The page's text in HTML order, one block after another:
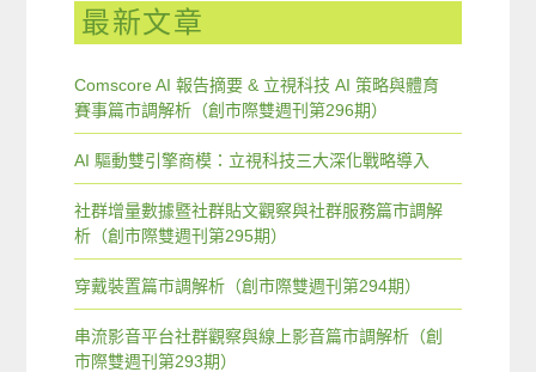
最新文章
Comscore AI 報告摘要 & 立視科技 AI 策略與體育
賽事篇市調解析（創市際雙週刊第296期）
AI 驅動雙引擎商模：立視科技三大深化戰略導入
社群增量數據暨社群貼文觀察與社群服務篇市調解
析（創市際雙週刊第295期）
穿戴裝置篇市調解析（創市際雙週刊第294期）
串流影音平台社群觀察與線上影音篇市調解析（創
市際雙週刊第293期）